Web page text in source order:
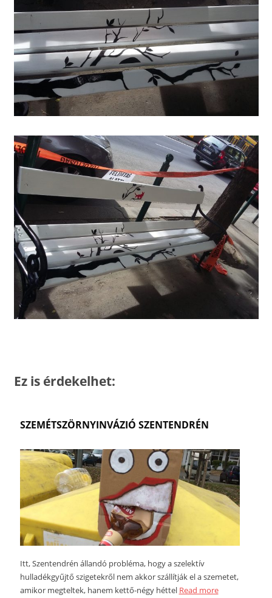
Ez is érdekelhet:
SZEMÉTSZÖRNYINVÁZIÓ SZENTENDRÉN
Itt, Szentendrén állandó probléma, hogy a szelektív
hulladékgyűjtő szigetekről nem akkor szállítják el a szemetet,
amikor megteltek, hanem kettő-négy héttel Read more